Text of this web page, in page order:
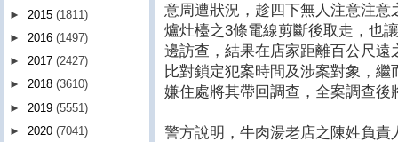
意周遭狀況，趁四下無人注意注
爐灶檯之3條電線剪斷後取走，也
邊訪查，結果在店家距離百公尺
比對鎖定犯案時間及涉案對象，
嫌住處將其帶回調查，全案調查
警方說明，牛肉湯老店之陳姓負
► 2015 (1811)
► 2016 (1497)
► 2017 (2427)
► 2018 (3610)
► 2019 (5551)
► 2020 (7041)